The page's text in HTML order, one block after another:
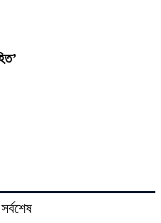
সর্বশেষ